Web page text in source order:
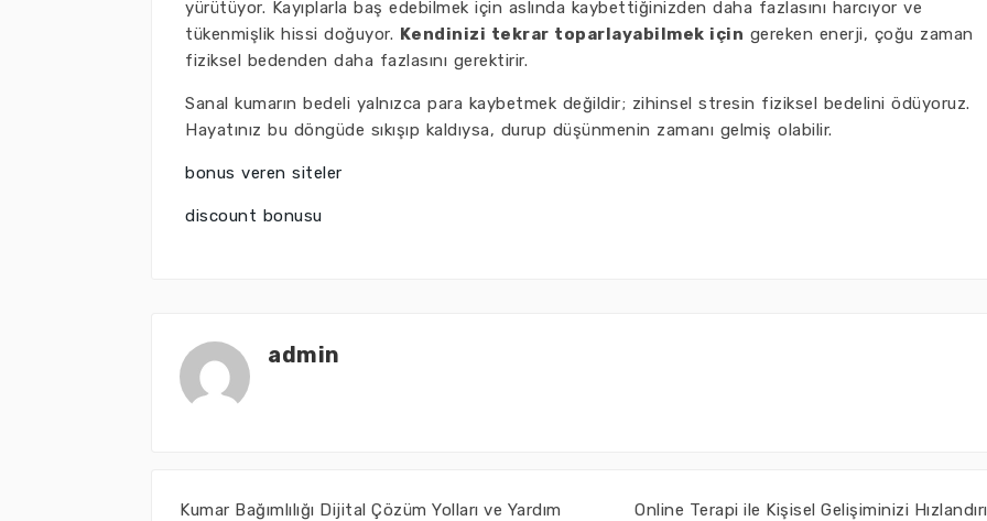
yürütüyor. Kayıplarla baş edebilmek için aslında kaybettiğinizden daha fazlasını harcıyor ve
tükenmişlik hissi doğuyor. Kendinizi tekrar toparlayabilmek için gereken enerji, çoğu zaman
fiziksel bedenden daha fazlasını gerektirir.
Sanal kumarın bedeli yalnızca para kaybetmek değildir; zihinsel stresin fiziksel bedelini ödüyoruz.
Hayatınız bu döngüde sıkışıp kaldıysa, durup düşünmenin zamanı gelmiş olabilir.
bonus veren siteler
discount bonusu
admin
Kumar Bağımlılığı Dijital Çözüm Yolları ve Yardım Online Terapi ile Kişisel Gelişiminizi